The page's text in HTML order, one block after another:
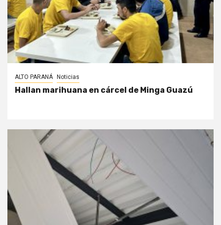
ALTO PARANÁ Noticias
Hallan marihuana en cárcel de Minga Guazú